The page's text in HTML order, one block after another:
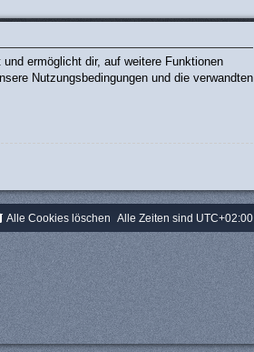
ermöglicht dir, auf weitere Funktionen
Nutzungsbedingungen und die verwandten
Alle Zeiten sind UTC+02:00
Alle Cookies löschen